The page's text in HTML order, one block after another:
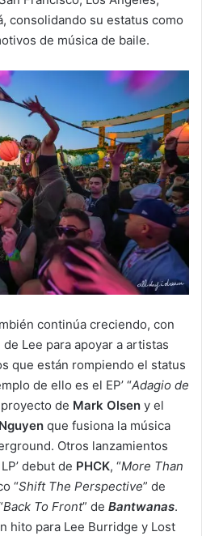
consolidando su estatus como
de música de baile.
continúa creciendo, con
Lee para apoyar a artistas
que están rompiendo el status
de ello es el EP’ “Adagio de
de Mark Olsen y el
que fusiona la música
Otros lanzamientos
debut de PHCK, “More Than
“Shift The Perspective” de
Back To Front” de Bantwanas.
hito para Lee Burridge y Lost